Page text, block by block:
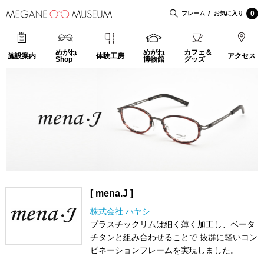
フレーム お気に入り 0
施設案内
めがね
Shop
体験工房
めがね
博物館
カフェ＆
グッズ
アクセス
[ mena.J ]
株式会社 ハヤシ
プラスチックリムは細く薄く加工し、ベータ
チタンと組み合わせることで 抜群に軽いコン
ビネーションフレームを実現しました。